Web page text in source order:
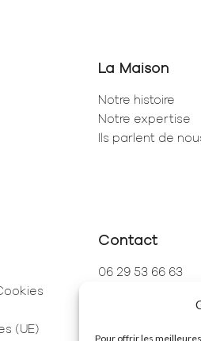
Pour offrir les
La Maison
Notre histoire
Notre expertise
Ils parlent de
(UE)
Contact
06 29 53 66 63
250 Rue de Rivoli